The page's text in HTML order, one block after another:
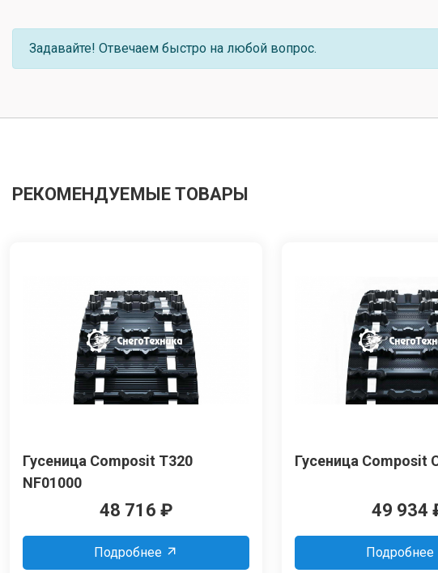
Задавайте! Отвечаем быстро на любой вопрос.
РЕКОМЕНДУЕМЫЕ ТОВАРЫ
Гусеница Composit T320
NF01000
48 716 ₽
Подробнее
Гусеница Composit
49 934
Подробнее